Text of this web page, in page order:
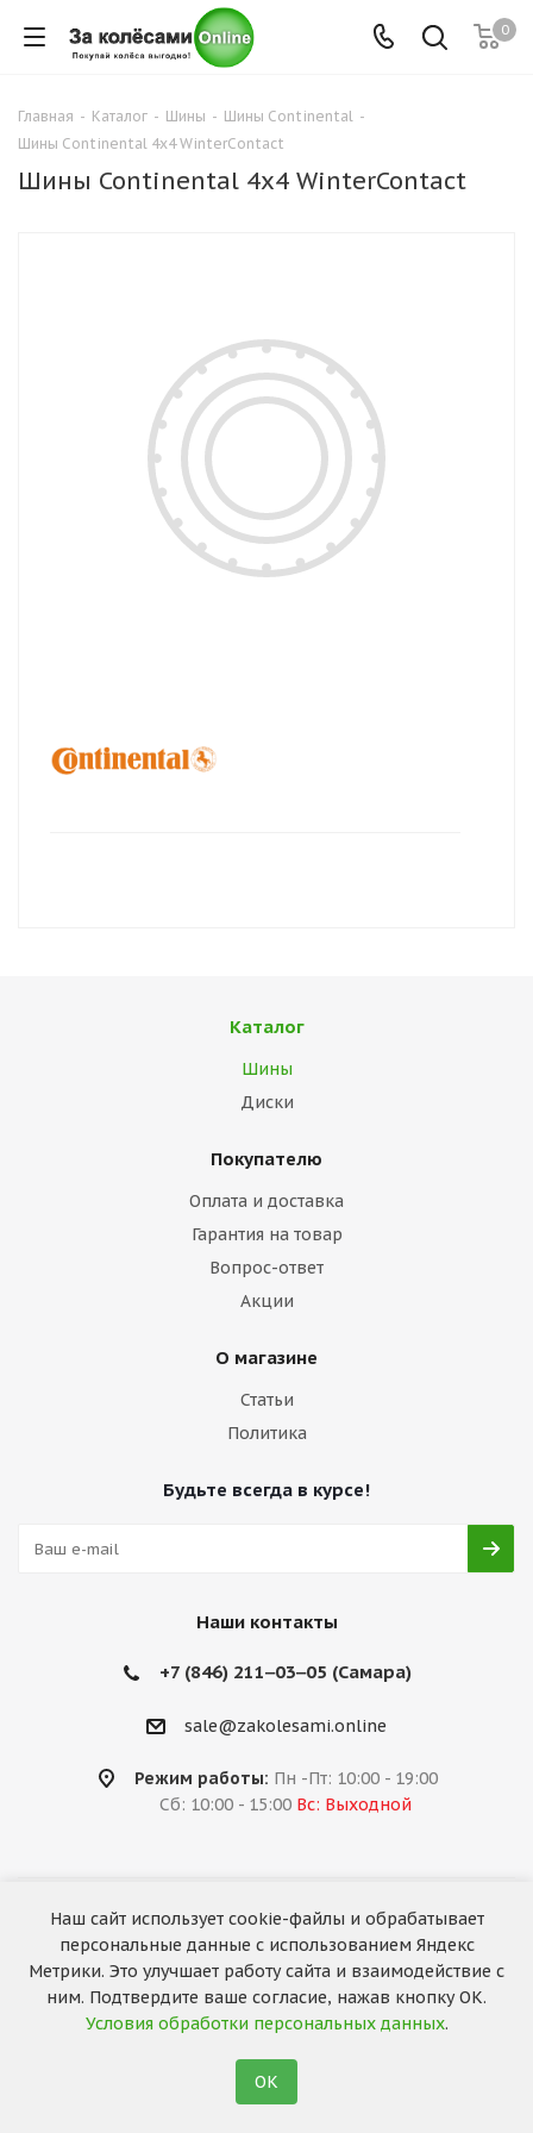
0
Главная - Каталог - Шины - Шины Continental -
Шины Continental 4x4 WinterContact
Шины Continental 4x4 WinterContact
Каталог
Шины
Диски
Покупателю
Оплата и доставка
Гарантия на товар
Вопрос-ответ
Акции
О магазине
Статьи
Политика
Будьте всегда в курсе!
Наши контакты
+7 (846) 211‒03‒05 (Самара)
sale@zakolesami.online
Режим работы: Пн -Пт: 10:00 - 19:00
Сб: 10:00 - 15:00 Вс: Выходной
2026 © «За колёсами.Online»
Запуск сайта —RuMaster
Наш сайт использует cookie-файлы и обрабатывает
персональные данные с использованием Яндекс
Метрики. Это улучшает работу сайта и взаимодействие с
ним. Подтвердите ваше согласие, нажав кнопку ОК.
Условия обработки персональных данных.
ОК